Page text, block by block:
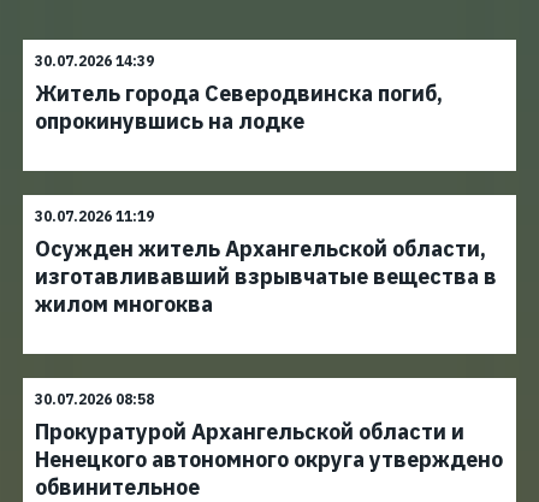
30.07.2026 14:39
Житель города Северодвинска погиб,
опрокинувшись на лодке
30.07.2026 11:19
Осужден житель Архангельской области,
изготавливавший взрывчатые вещества в
жилом многоква
30.07.2026 08:58
Прокуратурой Архангельской области и
Ненецкого автономного округа утверждено
обвинительное